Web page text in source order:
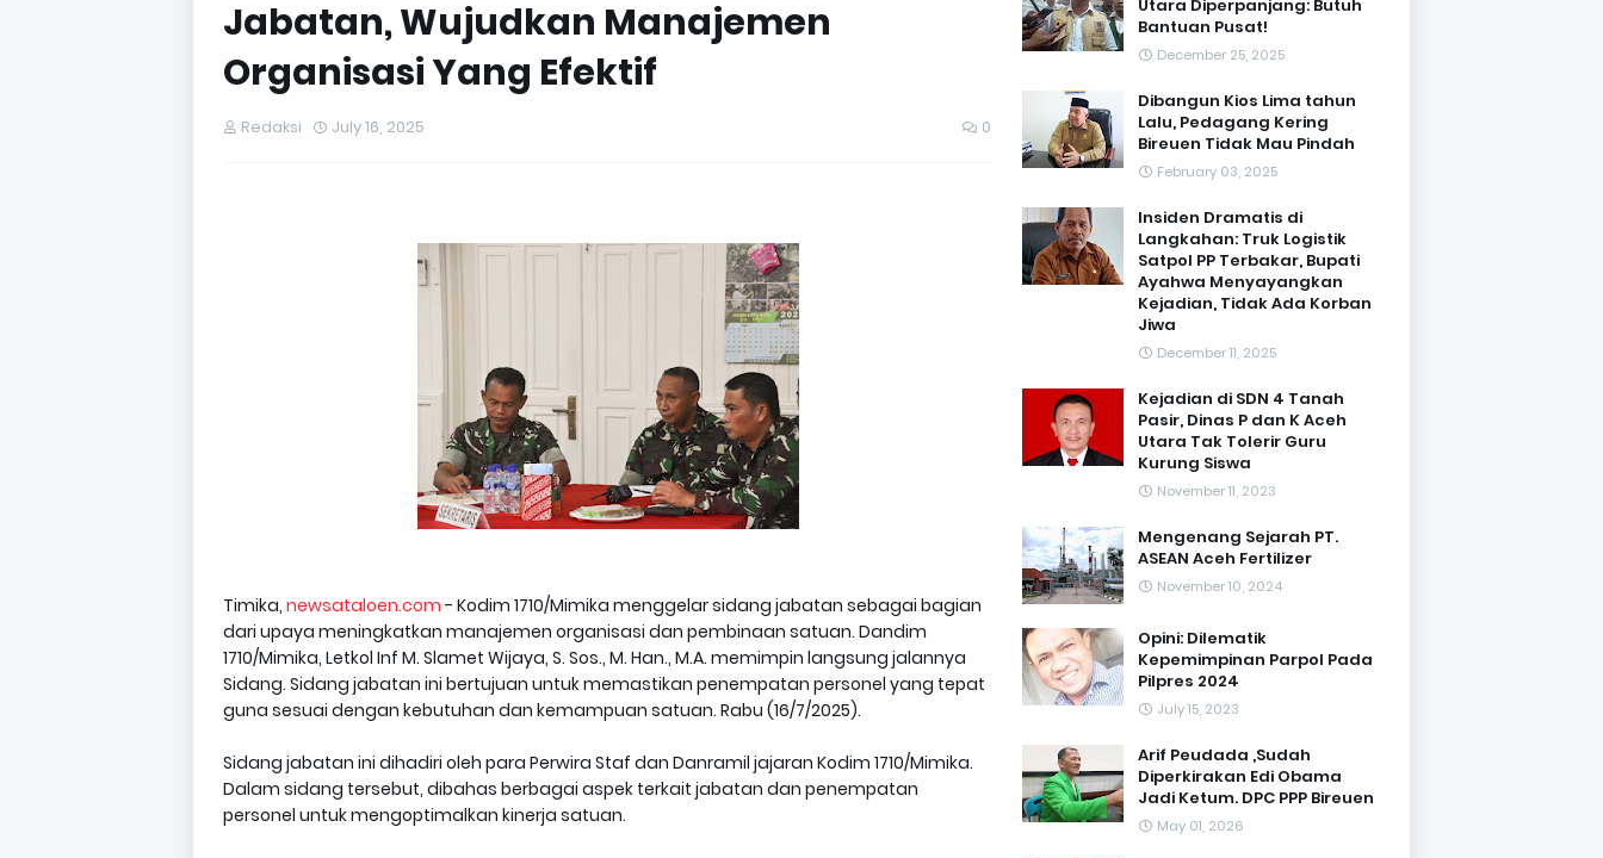
Jabatan, Wujudkan Manajemen
Organisasi Yang Efektif
Redaksi July 16, 2025 0
Timika, newsataloen.com - Kodim 1710/Mimika menggelar sidang jabatan sebagai bagian
dari upaya meningkatkan manajemen organisasi dan pembinaan satuan. Dandim
1710/Mimika, Letkol Inf M. Slamet Wijaya, S. Sos., M. Han., M.A. memimpin langsung jalannya
Sidang. Sidang jabatan ini bertujuan untuk memastikan penempatan personel yang tepat
guna sesuai dengan kebutuhan dan kemampuan satuan. Rabu (16/7/2025).
Sidang jabatan ini dihadiri oleh para Perwira Staf dan Danramil jajaran Kodim 1710/Mimika.
Dalam sidang tersebut, dibahas berbagai aspek terkait jabatan dan penempatan
personel untuk mengoptimalkan kinerja satuan.
Utara Diperpanjang: Butuh
Bantuan Pusat!
December 25, 2025
Dibangun Kios Lima tahun
Lalu, Pedagang Kering
Bireuen Tidak Mau Pindah
February 03, 2025
Insiden Dramatis di
Langkahan: Truk Logistik
Satpol PP Terbakar, Bupati
Ayahwa Menyayangkan
Kejadian, Tidak Ada Korban
Jiwa
December 11, 2025
Kejadian di SDN 4 Tanah
Pasir, Dinas P dan K Aceh
Utara Tak Tolerir Guru
Kurung Siswa
November 11, 2023
Mengenang Sejarah PT.
ASEAN Aceh Fertilizer
November 10, 2024
Opini: Dilematik
Kepemimpinan Parpol Pada
Pilpres 2024
July 15, 2023
Arif Peudada ,Sudah
Diperkirakan Edi Obama
Jadi Ketum. DPC PPP Bireuen
May 01, 2026